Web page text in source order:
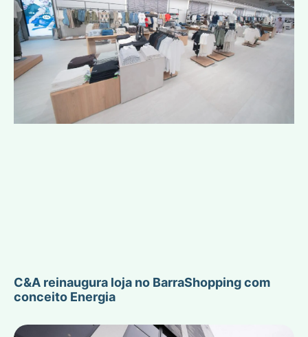
C&A reinaugura loja no BarraShopping com
conceito Energia